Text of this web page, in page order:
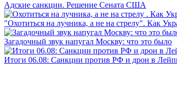
Адские санкции. Решение Сената США
"Охотиться на лучника, а не на стрелу". Как
Загадочный звук напугал Москву: что это было
Итоги 06.08: Санкции против РФ и дрон в